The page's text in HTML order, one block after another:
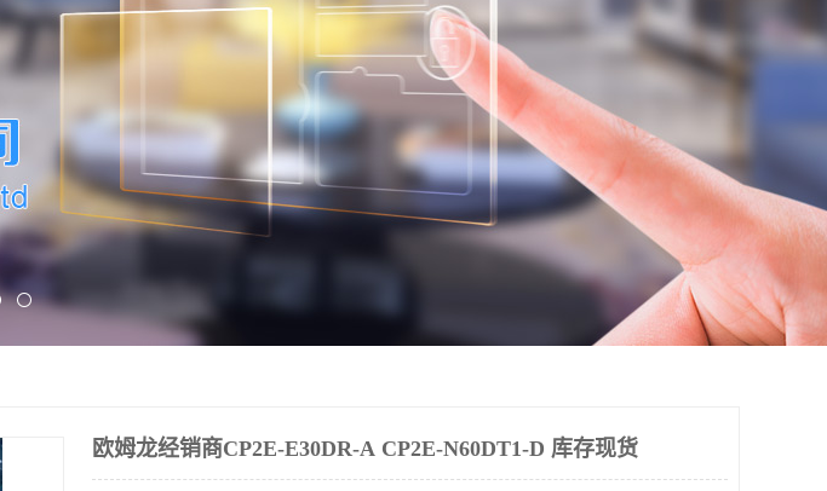
欧姆龙经销商CP2E-E30DR-A CP2E-N60DT1-D 库存现货